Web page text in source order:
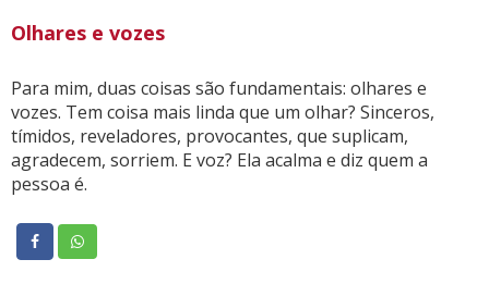
Olhares e vozes
Para mim, duas coisas são fundamentais: olhares e
vozes. Tem coisa mais linda que um olhar? Sinceros,
tímidos, reveladores, provocantes, que suplicam,
agradecem, sorriem. E voz? Ela acalma e diz quem a
pessoa é.